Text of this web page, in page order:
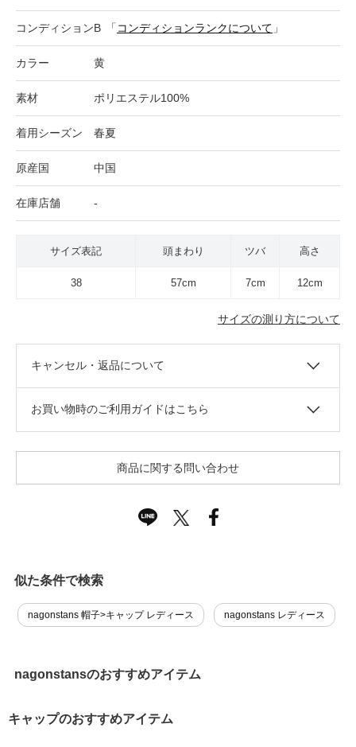
コンディションB 「 コンディションランクについて 」
カラー 黄
素材 ポリエステル100%
着用シーズン 春夏
原産国 中国
在庫店舗 -
サイズ表記 頭まわり ツバ 高さ
38 57cm 7cm 12cm
サイズの測り方について
キャンセル・返品について
お買い物時のご利用ガイドはこちら
商品に関する問い合わせ
似た条件で検索
nagonstans 帽子>キャップ レディース nagonstans レディース
nagonstansのおすすめアイテム
キャップのおすすめアイテム